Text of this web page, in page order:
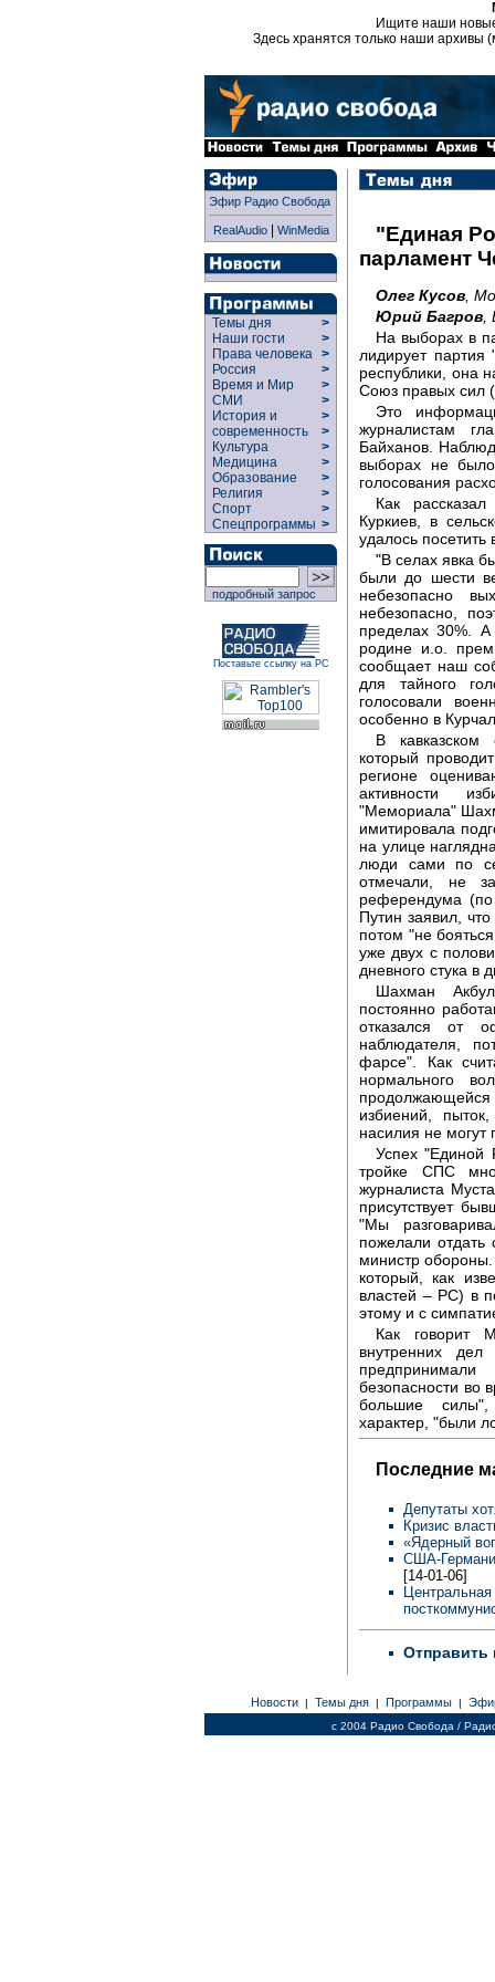
Ищите наши
Здесь хранятся только наши архивы
Эфир Радио Свобода
RealAudio| WinMedia
Темы дня
>
Наши гости
>
Права человека >
Россия
>
Время и Мир
>
СМИ
>
История и
современность
>
>
Культура
>
Медицина
>
Образование
>
Религия
>
Спорт
>
Спецпрограммы >
подробный запрос
Поставьте ссылку на РС
"Единая
парламент
Олег Кусов ,
Юрий Багров
На выборах в
лидирует
республики, она
Союз правых сил
Это
журналистам
Байханов.
выборах не
голосования
Как
Куркиев, в
удалось посетить
"В селах явка
были до шести
небезопасно
небезопасно,
пределах 30%.
родине и.о.
сообщает наш
для тайного
голосовали
особенно в
В кавказском
который
регионе
активности
"Мемориала"
имитировала
на улице
люди сами по
отмечали, не
референдума (по
Путин заявил,
потом "не
уже двух с
дневного стука в
Шахман
постоянно
отказался от
наблюдателя,
фарсе". Как
нормального
избиений,
насилия не
Успех "Единой
тройке СПС
журналиста
присутствует
"Мы
пожелали
министр
который, как
властей – РС) в
этому и с
Как говорит
внутренних
безопасности во
большие силы",
характер, "были
Последние
Депутаты
Кризис
«Ядерный
США-
[14-01-06]
Отправить
Новости | Темы дня | Программы |
c 2004 Радио Свобода /